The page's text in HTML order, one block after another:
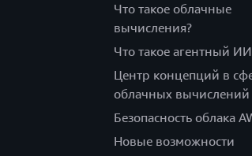
Что такое облачные
вычисления?
Что такое агентный
Центр концепций в
облачных вычислений
Безопасность облака
Новые возможности